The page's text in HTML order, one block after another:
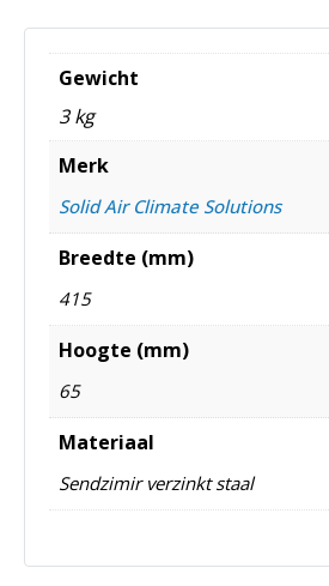
Gewicht
3 kg
Merk
Solid Air Climate Solutions
Breedte (mm)
415
Hoogte (mm)
65
Materiaal
Sendzimir verzinkt staal